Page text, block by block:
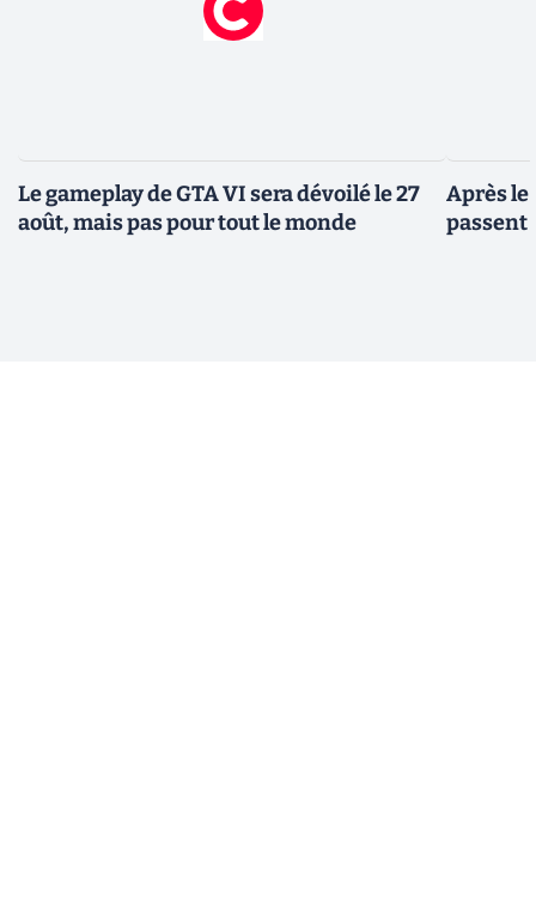
Le gameplay de GTA VI sera dévoilé le 27
août, mais pas pour tout le monde
Après le
passent